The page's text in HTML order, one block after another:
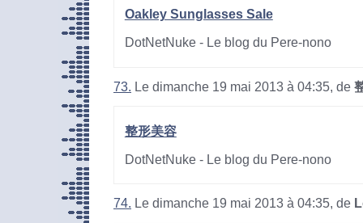
Oakley Sunglasses Sale
DotNetNuke - Le blog du Pere-nono
73. Le dimanche 19 mai 2013 à 04:35, de
整形美容
DotNetNuke - Le blog du Pere-nono
74. Le dimanche 19 mai 2013 à 04:35, de